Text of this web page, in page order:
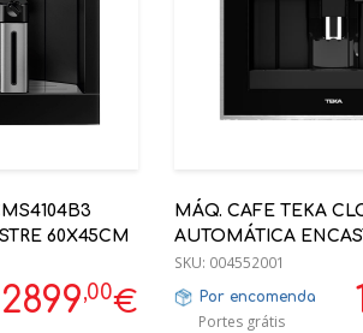
60X45CM
2899,00€
MÁQ. CAFE TEKA
AUTOMÁTICA
41598030
SKU: 004552001
Por encomenda
Portes grátis